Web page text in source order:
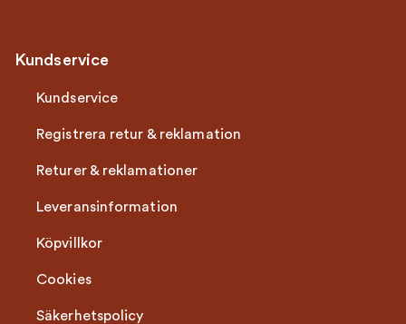
Kundservice
Kundservice
Registrera retur & reklamation
Returer & reklamationer
Leveransinformation
Köpvillkor
Cookies
Säkerhetspolicy